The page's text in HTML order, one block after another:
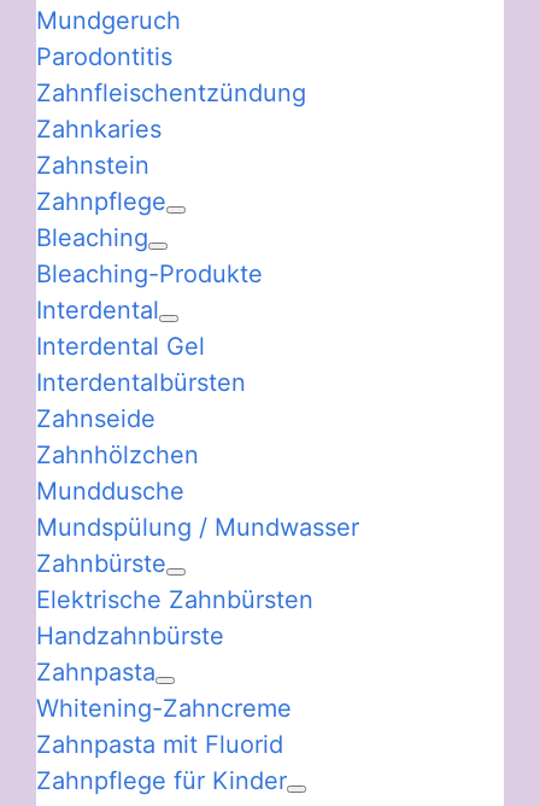
Mundgeruch
Parodontitis
Zahnfleischentzündung
Zahnkaries
Zahnstein
Zahnpflege
Bleaching
Bleaching-Produkte
Interdental
Interdental Gel
Interdentalbürsten
Zahnseide
Zahnhölzchen
Munddusche
Mundspülung / Mundwasser
Zahnbürste
Elektrische Zahnbürsten
Handzahnbürste
Zahnpasta
Whitening-Zahncreme
Zahnpasta mit Fluorid
Zahnpflege für Kinder